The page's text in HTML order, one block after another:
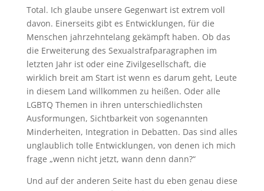
Total. Ich glaube unsere Gegenwart ist extrem voll
davon. Einerseits gibt es Entwicklungen, für die
Menschen jahrzehntelang gekämpft haben. Ob das
die Erweiterung des Sexualstrafparagraphen im
letzten Jahr ist oder eine Zivilgesellschaft, die
wirklich breit am Start ist wenn es darum geht, Leute
in diesem Land willkommen zu heißen. Oder alle
LGBTQ Themen in ihren unterschiedlichsten
Ausformungen, Sichtbarkeit von sogenannten
Minderheiten, Integration in Debatten. Das sind alles
unglaublich tolle Entwicklungen, von denen ich mich
frage „wenn nicht jetzt, wann denn dann?“
Und auf der anderen Seite hast du eben genau diese